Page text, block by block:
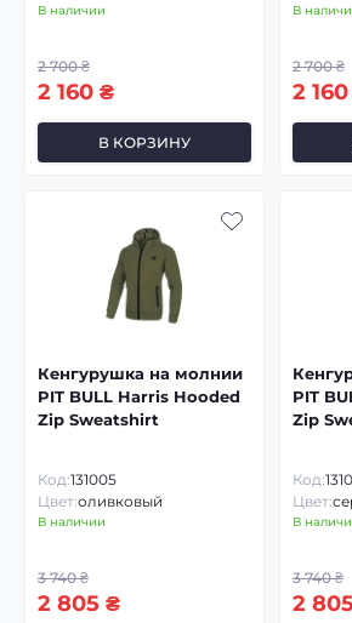
В наличии
2 700 ₴
2 160 ₴
В КОРЗИНУ
В
2 700 ₴
2
Кенгурушка на молнии
PIT BULL Harris Hooded
Zip Sweatshirt
Код:131005
Цвет:оливковый
В наличии
3 740 ₴
2 805 ₴
PIT
Zip
Код:
Цвет:
В
3 740 ₴
2